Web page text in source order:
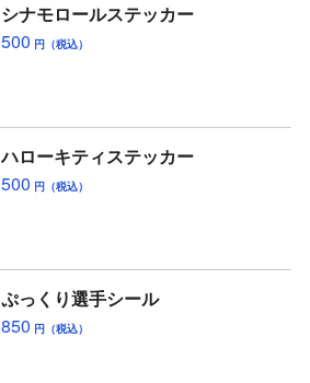
シナモロールステッカー
500 円（税込）
ハローキティステッカー
500 円（税込）
ぷっくり選手シール
850 円（税込）